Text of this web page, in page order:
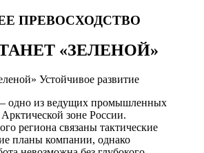
ПРЕВОСХОДСТВО
«ЗЕЛЕНОЙ»
Устойчивое развитие
одно из ведущих промышленных
зоне России.
региона связаны тактические
планы компании, однако